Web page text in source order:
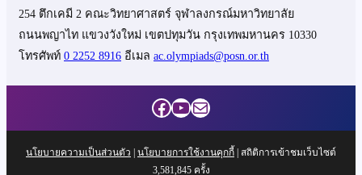
254 ตึกเคมี 2 คณะวิทยาศาสตร์ จุฬาลงกรณ์มหาวิทยาลัย
ถนนพญาไท แขวงวังใหม่ เขตปทุมวัน กรุงเทพมหานคร 10330
โทรศัพท์ 0 2252 8916 อีเมล ac.olympiads@posn.or.th
Facebook
YouTube
Mail
นโยบายความเป็นส่วนตัว | นโยบายการใช้งานคุกกี้ | สถิติการเข้าชมเว็บไซต์
3,581,845ครั้ง